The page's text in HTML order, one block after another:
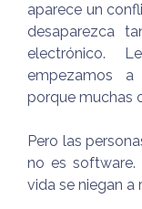
aparece un
desaparezca
electrónico.
empezamos a
porque muchas
Pero las
no es
vida se niegan a